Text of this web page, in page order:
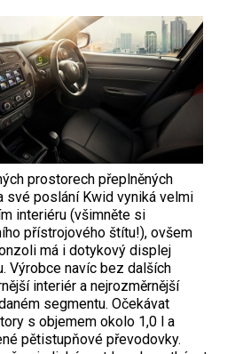
prostorech přeplněných
své poslání Kwid vyniká velmi
interiéru (všimněte si
přístrojového štítu!), ovšem
má i dotykový displej
Výrobce navíc bez dalších
interiér a nejrozměrnější
segmentu. Očekávat
s objemem okolo 1,0 l a
pětistupňové převodovky.